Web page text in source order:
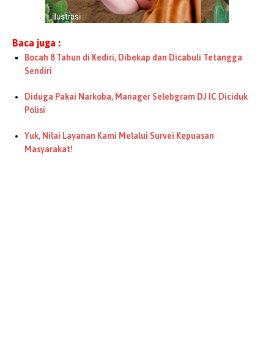
Baca juga :
Bocah 8 Tahun di Kediri, Dibekap dan Dicabuli Tetangga
Sendiri
Diduga Pakai Narkoba, Manager Selebgram DJ IC Diciduk
Polisi
Yuk, Nilai Layanan Kami Melalui Survei Kepuasan
Masyarakat!